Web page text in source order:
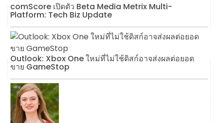
comScore เปิดตัว Beta Media Metrix Multi-
Platform: Tech Biz Update
Outlook: Xbox One ใหม่ที่ไม่ใช้ดิสก์อาจส่งผลต่อยอด
ขาย GameStop